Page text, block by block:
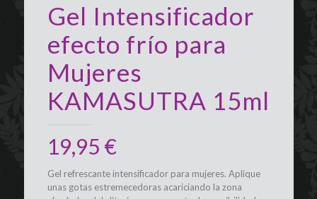
Gel Intensificador
efecto frío para
Mujeres
KAMASUTRA 15ml
19,95 €
Gel refrescante intensificador para mujeres. Aplique
unas gotas estremecedoras acariciando la zona